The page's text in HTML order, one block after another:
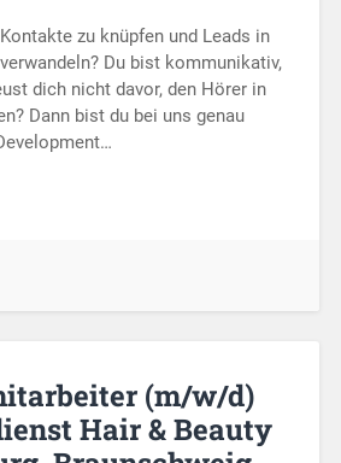
zu knüpfen und Leads in
Du bist kommunikativ,
dich nicht davor, den Hörer in
Dann bist du bei uns genau
(m/w/d)
Hair & Beauty